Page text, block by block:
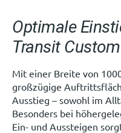
Optimale
Transit Custom
Mit einer Breite von
großzügige
Ausstieg – sowohl im
Besonders bei
Ein- und Aussteigen